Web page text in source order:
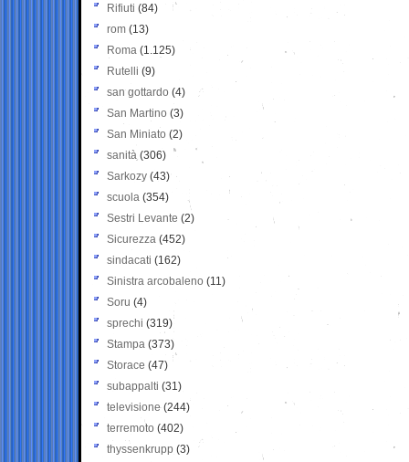
Rifiuti (84)
rom (13)
Roma (1.125)
Rutelli (9)
san gottardo (4)
San Martino (3)
San Miniato (2)
sanità (306)
Sarkozy (43)
scuola (354)
Sestri Levante (2)
Sicurezza (452)
sindacati (162)
Sinistra arcobaleno (11)
Soru (4)
sprechi (319)
Stampa (373)
Storace (47)
subappalti (31)
televisione(244)
terremoto (402)
thyssenkrupp (3)